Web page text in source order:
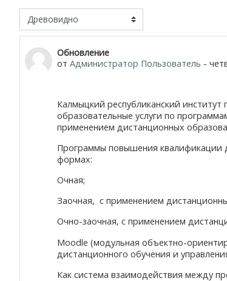
отображения
Обновление
от Администратор Пользователь -
Number of replies: 0
Калмыцкий республиканский
образовательные услуги по
применением дистанционных
Программы повышения квалификации
формах:
Очная;
Заочная, с применением
Очно-заочная, с применением
Moodle (модульная объектно-
дистанционного обучения и
Как система взаимодействия между